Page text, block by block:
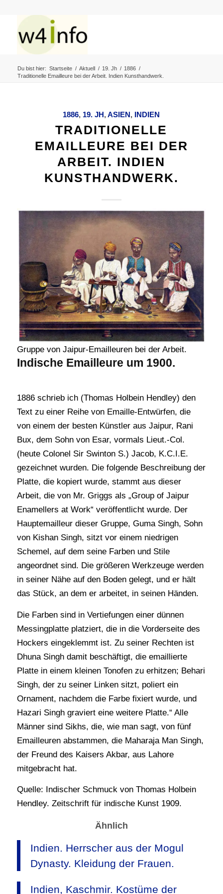
Du bist hier: Startseite / Aktuell / 19. Jh / 1886 /
Traditionelle Emailleure bei der Arbeit. Indien Kunsthandwerk.
1886, 19. JH,ASIEN, INDIEN
TRADITIONELLE
EMAILLEURE BEI DER
ARBEIT. INDIEN
KUNSTHANDWERK.
Gruppe von Jaipur-Emailleuren bei der Arbeit.
Indische Emailleure um 1900.
1886 schrieb ich (Thomas Holbein Hendley) den
Text zu einer Reihe von Emaille-Entwürfen, die
von einem der besten Künstler aus Jaipur, Rani
Bux, dem Sohn von Esar, vormals Lieut.-Col.
(heute Colonel Sir Swinton S.) Jacob, K.C.I.E.
gezeichnet wurden. Die folgende Beschreibung der
Platte, die kopiert wurde, stammt aus dieser
Arbeit, die von Mr. Griggs als „Group of Jaipur
Enamellers at Work“ veröffentlicht wurde. Der
Hauptemailleur dieser Gruppe, Guma Singh, Sohn
von Kishan Singh, sitzt vor einem niedrigen
Schemel, auf dem seine Farben und Stile
angeordnet sind. Die größeren Werkzeuge werden
in seiner Nähe auf den Boden gelegt, und er hält
das Stück, an dem er arbeitet, in seinen Händen.
Die Farben sind in Vertiefungen einer dünnen
Messingplatte platziert, die in die Vorderseite des
Hockers eingeklemmt ist. Zu seiner Rechten ist
Dhuna Singh damit beschäftigt, die emaillierte
Platte in einem kleinen Tonofen zu erhitzen; Behari
Singh, der zu seiner Linken sitzt, poliert ein
Ornament, nachdem die Farbe fixiert wurde, und
Hazari Singh graviert eine weitere Platte.“ Alle
Männer sind Sikhs, die, wie man sagt, von fünf
Emailleuren abstammen, die Maharaja Man Singh,
der Freund des Kaisers Akbar, aus Lahore
mitgebracht hat.
Quelle: Indischer Schmuck von Thomas Holbein
Hendley. Zeitschrift für indische Kunst 1909.
Ähnlich
Indien. Herrscher aus der Mogul
Dynasty. Kleidung der Frauen.
Indien, Kaschmir. Kostüme der